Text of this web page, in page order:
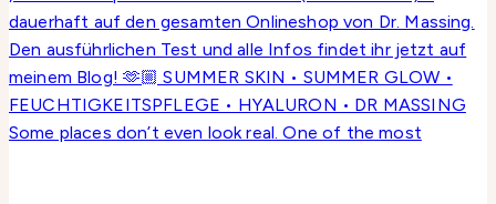
Some places don’t even look real. One of the most